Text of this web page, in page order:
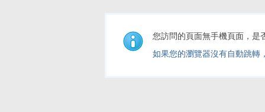
您訪問的頁面無手機頁面，是
如果您的瀏覽器沒有自動跳轉